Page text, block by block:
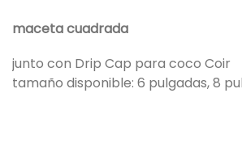
maceta cuadrada
junto con Drip Cap para coco Coir
tamaño disponible: 6 pulgadas, 8